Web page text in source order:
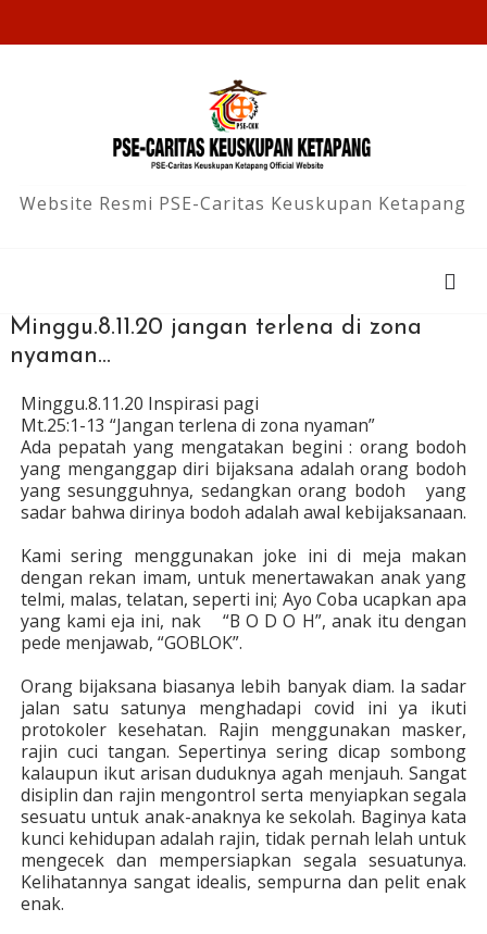
Website Resmi PSE-Caritas Keuskupan Ketapang
Minggu.8.11.20 jangan terlena di zona
nyaman...
Minggu.8.11.20 Inspirasi pagi
Mt.25:1-13 “Jangan terlena di zona nyaman”
Ada pepatah yang mengatakan begini : orang bodoh
yang menganggap diri bijaksana adalah orang bodoh
yang sesungguhnya, sedangkan orang bodoh yang
sadar bahwa dirinya bodoh adalah awal kebijaksanaan.
Kami sering menggunakan joke ini di meja makan
dengan rekan imam, untuk menertawakan anak yang
telmi, malas, telatan, seperti ini; Ayo Coba ucapkan apa
yang kami eja ini, nak “B O D O H”, anak itu dengan
pede menjawab, “GOBLOK”.
Orang bijaksana biasanya lebih banyak diam. Ia sadar
jalan satu satunya menghadapi covid ini ya ikuti
protokoler kesehatan. Rajin menggunakan masker,
rajin cuci tangan. Sepertinya sering dicap sombong
kalaupun ikut arisan duduknya agah menjauh. Sangat
disiplin dan rajin mengontrol serta menyiapkan segala
sesuatu untuk anak-anaknya ke sekolah. Baginya kata
kunci kehidupan adalah rajin, tidak pernah lelah untuk
mengecek dan mempersiapkan segala sesuatunya.
Kelihatannya sangat idealis, sempurna dan pelit enak
enak.